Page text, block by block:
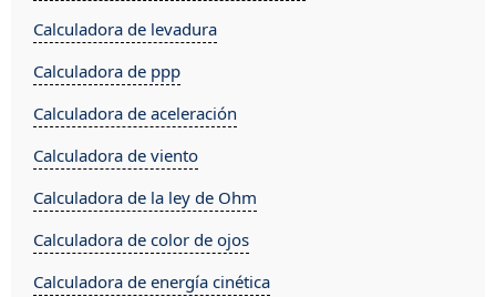
Calculadora de levadura
Calculadora de ppp
Calculadora de aceleración
Calculadora de viento
Calculadora de la ley de Ohm
Calculadora de color de ojos
Calculadora de energía cinética